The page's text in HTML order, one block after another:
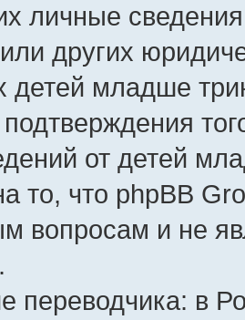
личные
других
детей младше
подтверждения
от детей
то, что phpBB
вопросам и не
переводчика: в